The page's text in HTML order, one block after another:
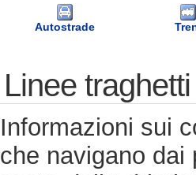
Autostrade
Linee
Informazioni sui
che navigano dai